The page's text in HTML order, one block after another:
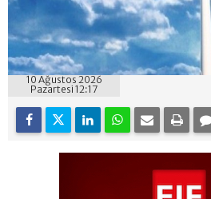
10 Ağustos 2026
Pazartesi 12:17